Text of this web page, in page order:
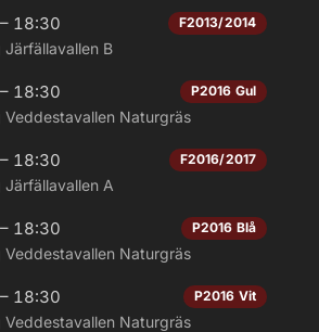
18:30 F2013/2014
Järfällavallen B
18:30 P2016 Gul
Veddestavallen Naturgräs
18:30 F2016/2017
Järfällavallen A
18:30 P2016 Blå
Veddestavallen Naturgräs
18:30 P2016 Vit
Veddestavallen Naturgräs